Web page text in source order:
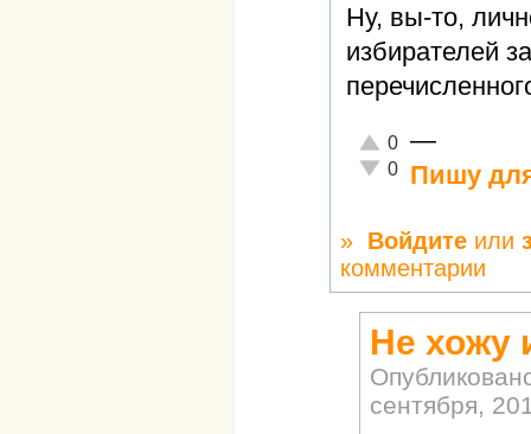
Ну, вы-то,
избирателей
Отлично!
0
Неадекватно!
0
—
Пишу
» Войдите или
комментарии
Не хожу
сентября,